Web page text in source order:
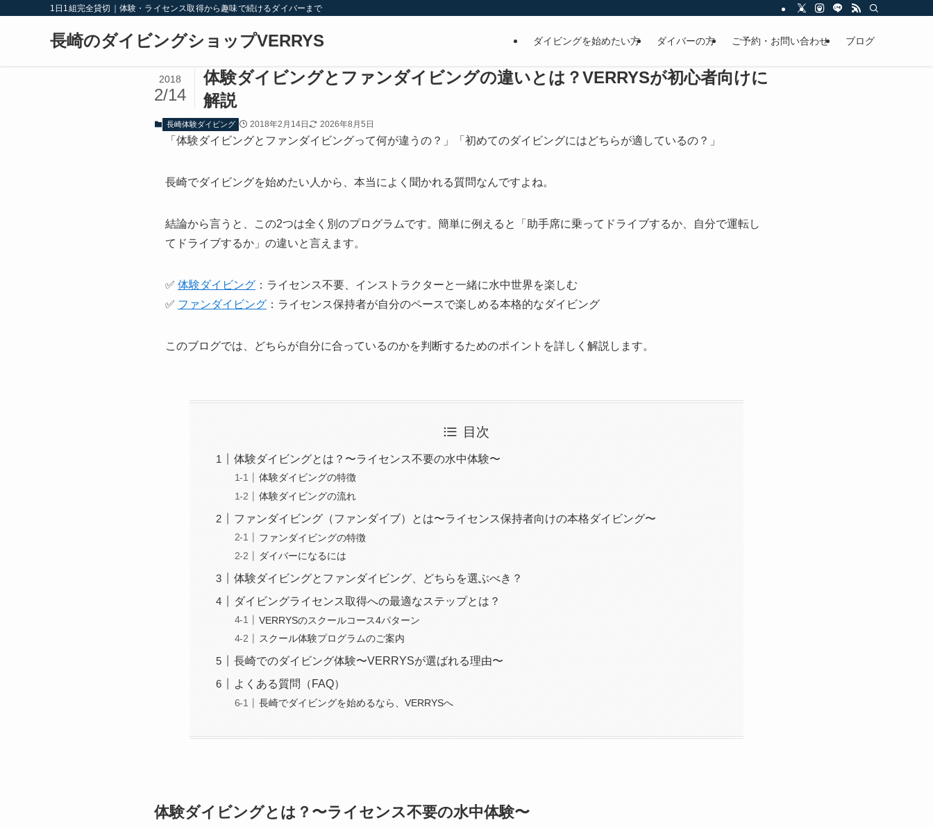
1日1組完全貸切｜体験・ライセンス取得から趣味で続けるダイバーまで
長崎のダイビングショップVERRYS ダイビングを始めたい方 ダイバーの方 ご予約・お問い合わせ ブログ
体験ダイビングとファンダイビングの違いとは？VERRYSが初心者向けに
解説
2018
2/14
長崎体験ダイビング 2018年2月14日 2026年8月5日
「体験ダイビングとファンダイビングって何が違うの？」「初めてのダイビングにはどちらが適しているの？」
長崎でダイビングを始めたい人から、本当によく聞かれる質問なんですよね。
結論から言うと、この2つは全く別のプログラムです。簡単に例えると「助手席に乗ってドライブするか、自分で運転し
てドライブするか」の違いと言えます。
✅ 体験ダイビング ：ライセンス不要、インストラクターと一緒に水中世界を楽しむ
✅ ファンダイビング ：ライセンス保持者が自分のペースで楽しめる本格的なダイビング
このブログでは、どちらが自分に合っているのかを判断するためのポイントを詳しく解説します。
目次
体験ダイビングとは？〜ライセンス不要の水中体験〜
体験ダイビングの特徴
体験ダイビングの流れ
ファンダイビング（ファンダイブ）とは〜ライセンス保持者向けの本格ダイビング〜
ファンダイビングの特徴
ダイバーになるには
体験ダイビングとファンダイビング、どちらを選ぶべき？
ダイビングライセンス取得への最適なステップとは？
VERRYSのスクールコース4パターン
スクール体験プログラムのご案内
長崎でのダイビング体験〜VERRYSが選ばれる理由〜
よくある質問（FAQ）
長崎でダイビングを始めるなら、VERRYSへ
体験ダイビングとは？〜ライセンス不要の水中体験〜